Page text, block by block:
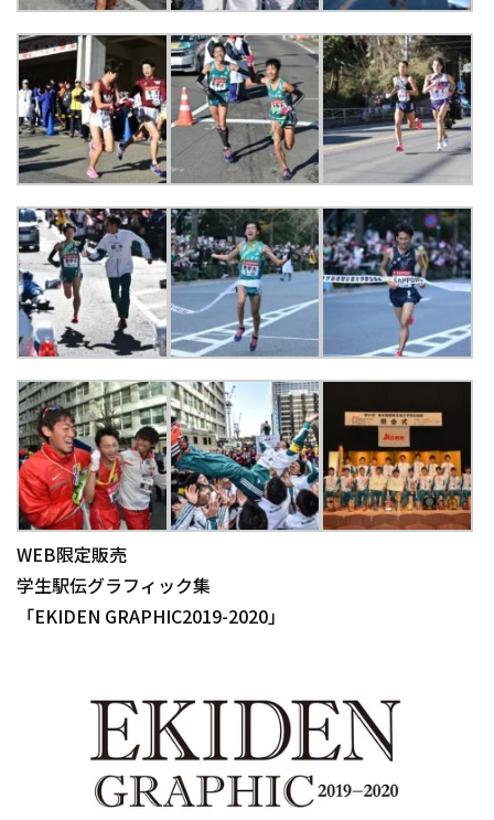
WEB限定販売
学生駅伝グラフィック集
「EKIDEN GRAPHIC2019-2020」